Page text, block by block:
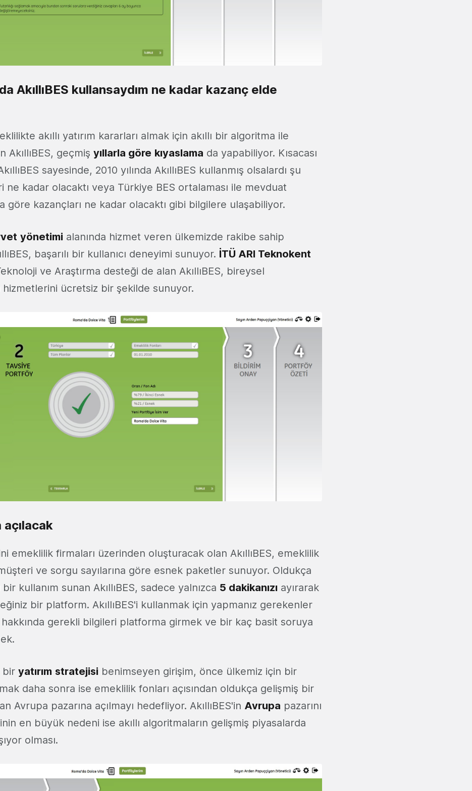
AkıllıBES kullansaydım ne kadar kazanç elde
akıllı yatırım kararları almak için akıllı bir algoritma ile
AkıllıBES, geçmiş yıllarla göre kıyaslama da yapabiliyor. Kısacası
sayesinde, 2010 yılında AkıllıBES kullanmış olsalardı şu
ne kadar olacaktı veya Türkiye BES ortalaması ile mevduat
göre kazançları ne kadar olacaktı gibi bilgilere ulaşabiliyor.
yönetimi alanında hizmet veren ülkemizde rakibe sahip
başarılı bir kullanıcı deneyimi sunuyor. İTÜ ARI Teknokent
ve Araştırma desteği de alan AkıllıBES, bireysel
hizmetlerini ücretsiz bir şekilde sunuyor.
emeklilik firmaları üzerinden oluşturacak olan AkıllıBES, emeklilik
ve sorgu sayılarına göre esnek paketler sunuyor. Oldukça
bir kullanım sunan AkıllıBES, sadece yalnızca 5 dakikanızı ayırarak
bir platform. AkıllıBES'i kullanmak için yapmanız gerekenler
gerekli bilgileri platforma girmek ve bir kaç basit soruya
bir yatırım stratejisi benimseyen girişim, önce ülkemiz için bir
daha sonra ise emeklilik fonları açısından oldukça gelişmiş bir
Avrupa pazarına açılmayı hedefliyor. AkıllıBES'in Avrupa pazarını
en büyük nedeni ise akıllı algoritmaların gelişmiş piyasalarda
olması.